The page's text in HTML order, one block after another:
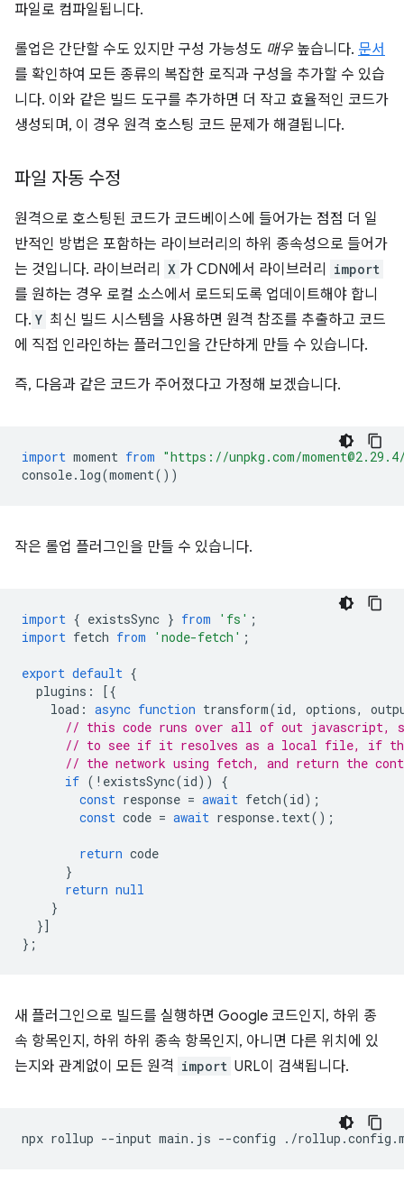
파일로 컴파일됩니다.
롤업은 간단할 수도 있지만 구성 가능성도 매우 높습니다. 문서
를 확인하여 모든 종류의 복잡한 로직과 구성을 추가할 수 있습
니다. 이와 같은 빌드 도구를 추가하면 더 작고 효율적인 코드가
생성되며, 이 경우 원격 호스팅 코드 문제가 해결됩니다.
파일 자동 수정
원격으로 호스팅된 코드가 코드베이스에 들어가는 점점 더 일
반적인 방법은 포함하는 라이브러리의 하위 종속성으로 들어가
는 것입니다. 라이브러리
X 가 CDN에서 라이브러리 import
를 원하는 경우 로컬 소스에서 로드되도록 업데이트해야 합니
다. Y 최신 빌드 시스템을 사용하면 원격 참조를 추출하고 코드
에 직접 인라인하는 플러그인을 간단하게 만들 수 있습니다.
즉, 다음과 같은 코드가 주어졌다고 가정해 보겠습니다.
import moment from "https://unpkg.com/
console. log(moment())
작은 롤업 플러그인을 만들 수 있습니다.
import { existsSync } from 'fs' ;
import fetch from 'node-fetch' ;
export default {
plugins :
[{
load : async function transform(id, options,
// this code runs over all of out javascript,
// to see if it resolves as a local file, if
// the network using fetch, and return the
if ( ! existsSync(id))
{
const response = await fetch(id);
const code = await response. text();
return code
}
return null
}
}]
};
새 플러그인으로 빌드를 실행하면 Google 코드인지, 하위 종
속 항목인지, 하위 하위 종속 항목인지, 아니면 다른 위치에 있
는지와 관계없이 모든 원격 import URL이 검색됩니다.
npx rollup --input main.js --config ./